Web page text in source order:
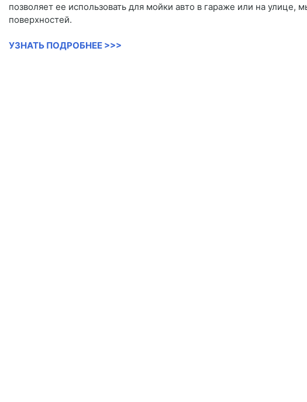
позволяет ее использовать для мойки авто в гараже или на
поверхностей.
УЗНАТЬ ПОДРОБНЕЕ >>>